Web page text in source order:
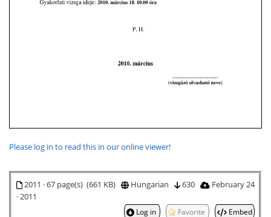
Please log in to read this in our online viewer!
2011 · 67 page(s) (661 KB) Hungarian 630
February 24
· 2011
Log in Favorite Embed